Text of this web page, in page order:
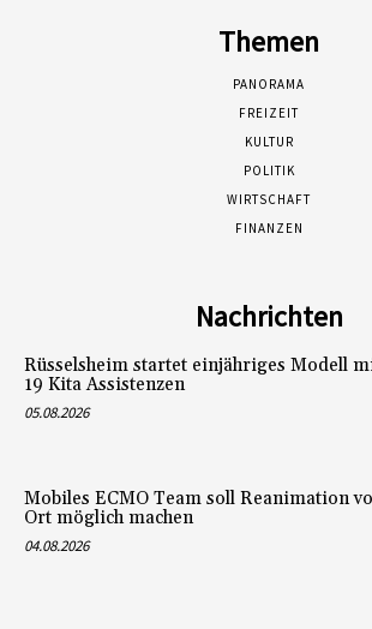
FREIZEIT
KULTUR
POLITIK
WIRTSCHAFT
FINANZEN
Rüsselsheim startet einjähriges Modell mit